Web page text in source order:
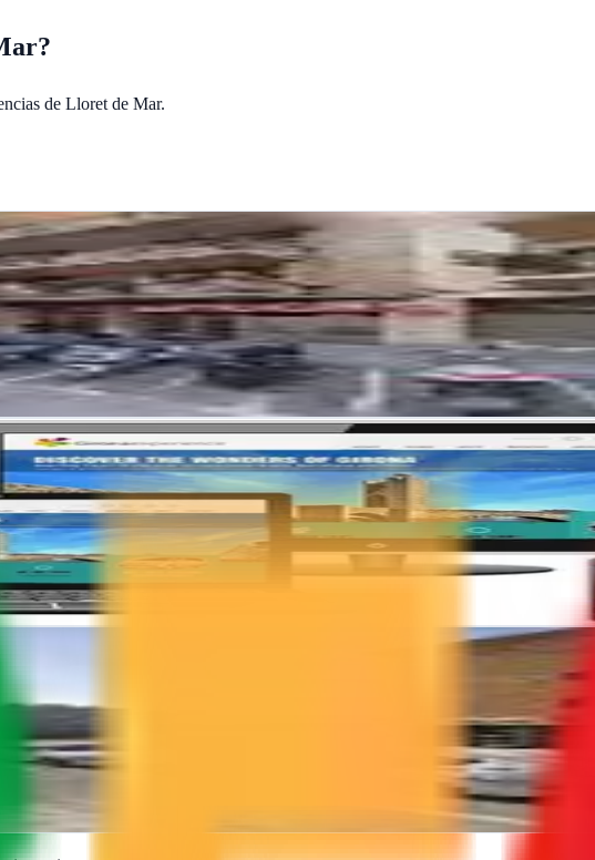
?
de Lloret de Mar.
digitales personalizadas que generan resultados reales
visuales y sitios web con hosting propio para potenciar tu presencia digital
gráfico, webs atractivas y estrategias de marketing que convierten visitas en clientes